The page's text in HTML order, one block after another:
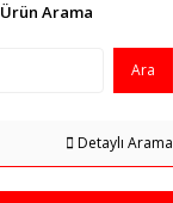
Ürün Arama
Ara
Detaylı Arama